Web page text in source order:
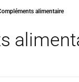
alimentaire